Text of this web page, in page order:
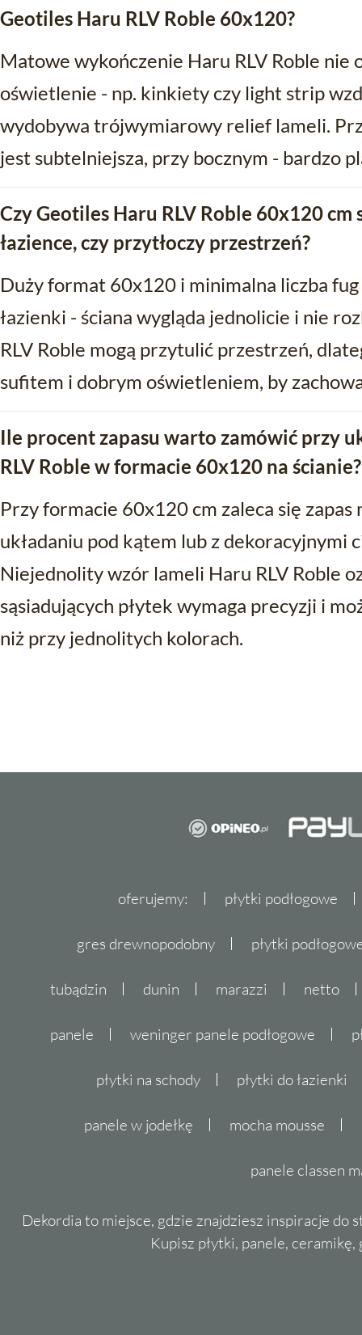
Geotiles Haru RLV Roble 60x120?
Matowe wykończenie Haru RLV Roble nie
oświetlenie - np. kinkiety czy light strip
wydobywa trójwymiarowy relief lameli.
jest subtelniejsza, przy bocznym - bardzo
Czy Geotiles Haru RLV Roble 60x120 cm
łazience, czy przytłoczy przestrzeń?
Duży format 60x120 i minimalna liczba fug
łazienki - ściana wygląda jednolicie i nie
RLV Roble mogą przytulić przestrzeń,
sufitem i dobrym oświetleniem, by
Ile procent zapasu warto zamówić przy
RLV Roble w formacie 60x120 na ścianie?
Przy formacie 60x120 cm zaleca się zapas
układaniu pod kątem lub z dekoracyjnymi
Niejednolity wzór lameli Haru RLV Roble
sąsiadujących płytek wymaga precyzji i
niż przy jednolitych kolorach.
oferujemy: płytki podłogowe
gres drewnopodobny płytki
tubądzin dunin marazzi netto
panele weninger panele podłogowe
płytki na schody płytki do łazienki
panele w jodełkę mocha mousse
panele classen
Dekordia to miejsce, gdzie znajdziesz inspiracje do
Kupisz płytki, panele,